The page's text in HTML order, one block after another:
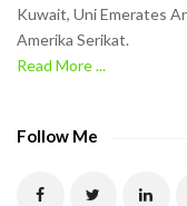
h
e
C
P
Kuwait, Uni Emerates
Amerika Serikat.
Read More ...
Follow Me